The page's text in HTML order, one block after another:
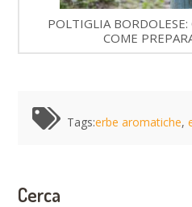
POLTIGLIA BORDOLESE:
COME
Tags:erbe aromatiche,
Cerca